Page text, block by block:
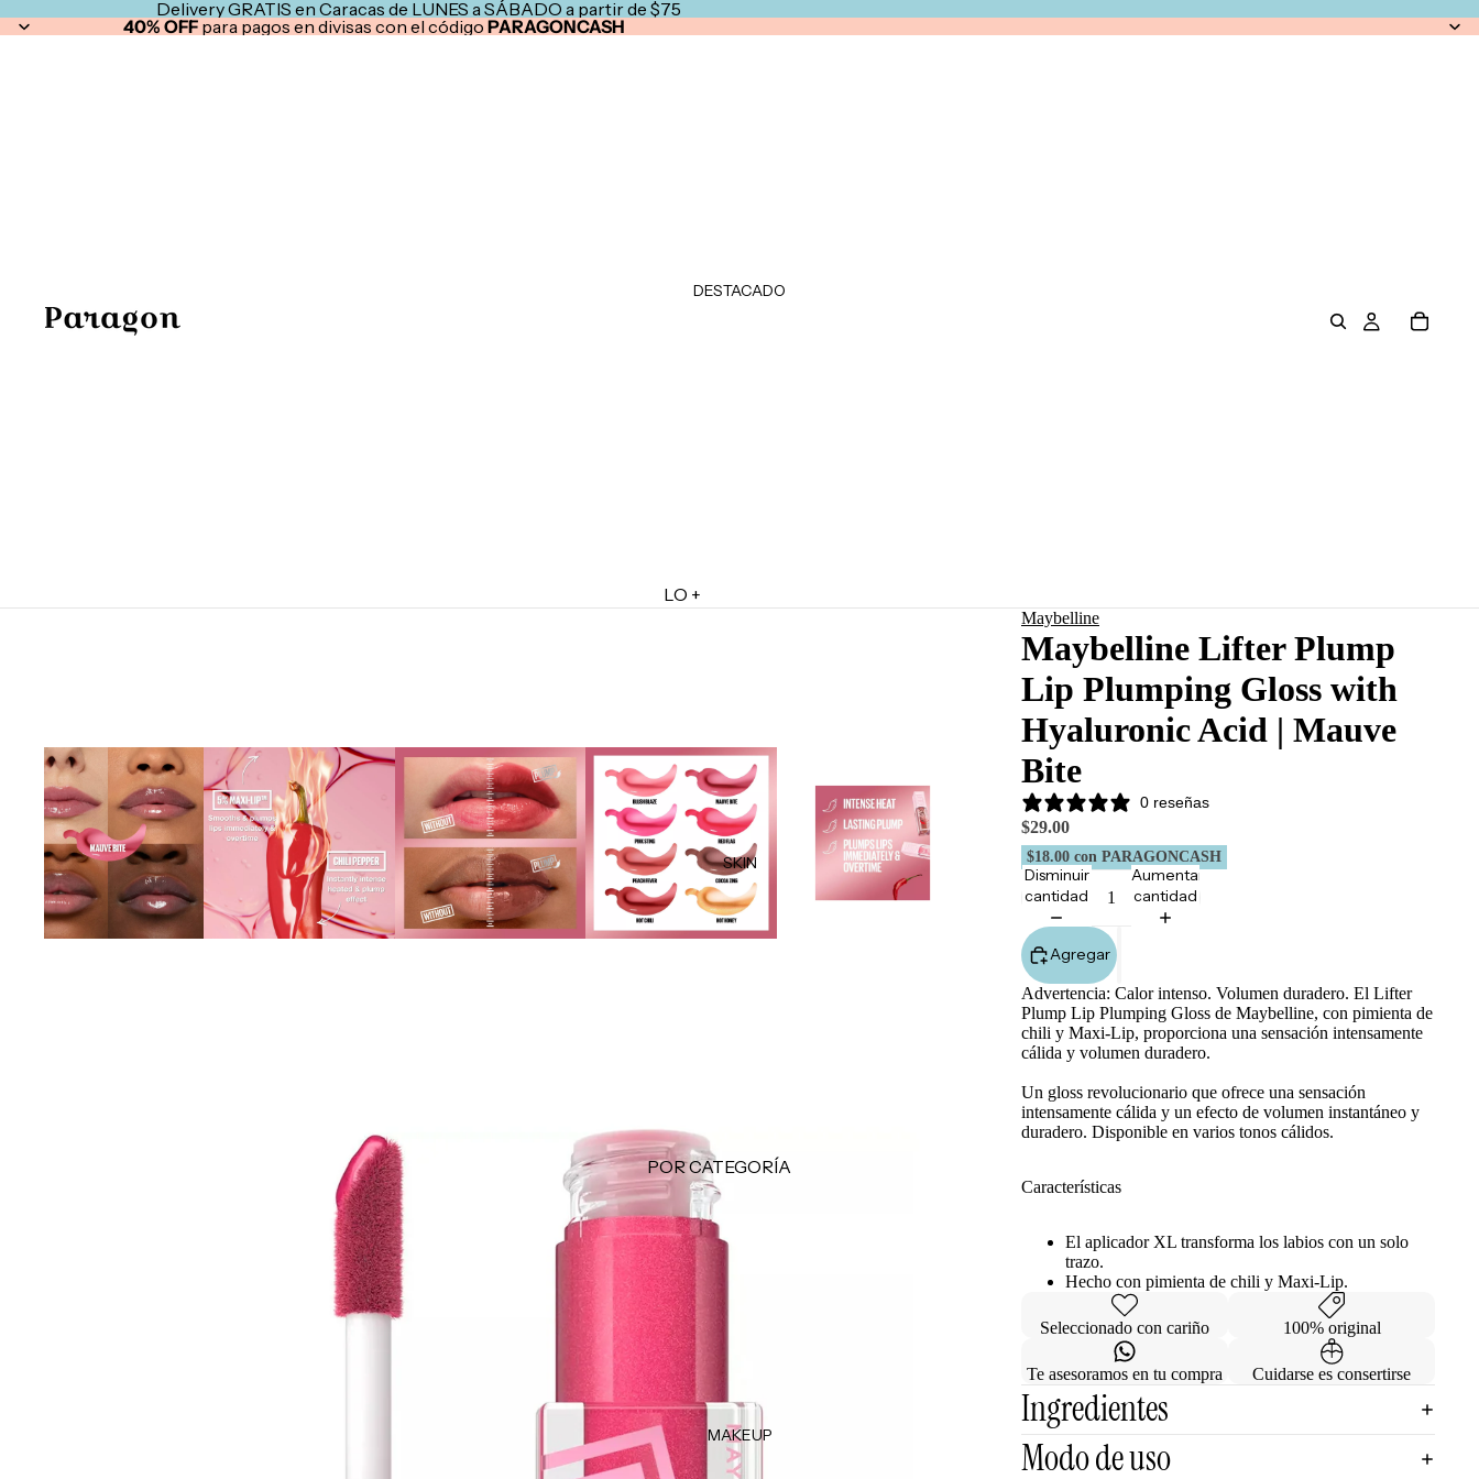
Delivery GRATIS en Caracas de LUNES a SÁBADO a partir de $75
40% OFF para pagos en divisas con el código PARAGONCASH
DESTACADO
LO +
Marketplace
Minis
Marcas
Tarjetas de Regalo
MINIS
LO + BUSCADO
Sol de Janeiro
Sephora Favorites
Rhode
e.l.f.
Rare Beauty
SKIN
POR CATEGORÍA
Limpiadoras
Tónicos
Exfoliantes
Facial Mists
Mascarillas
Tratamientos - Serums
Contorno de Ojos
HidratantesMAKEUP
Maybelline
Maybelline Lifter Plump
Lip Plumping Gloss with
Hyaluronic Acid | Mauve
Bite
0 reseñas
$29.00
$18.00 con PARAGONCASH
Disminuir
cantidad
Aumentar
cantidad
Agregar
Advertencia: Calor intenso. Volumen duradero. El Lifter
Plump Lip Plumping Gloss de Maybelline, con pimienta de
chili y Maxi-Lip, proporciona una sensación intensamente
cálida y volumen duradero.
Un gloss revolucionario que ofrece una sensación
intensamente cálida y un efecto de volumen instantáneo y
duradero. Disponible en varios tonos cálidos.
Características
El aplicador XL transforma los labios con un solo
trazo.
Hecho con pimienta de chili y Maxi-Lip.
Seleccionado con cariño 100% original
Te asesoramos en tu compra Cuidarse es consertirse
Ingredientes
Modo de uso